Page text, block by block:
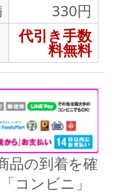
330円
代引き手数
料無料
品の到着を確
コンビニ」